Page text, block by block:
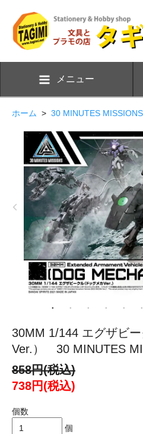
メニュー
ホーム > 30 MINUTES MISSIONS
30MM 1/144 エグザビ
Ver.） 30 MINUTES
858円(税込)
738円(税込)
個数
個